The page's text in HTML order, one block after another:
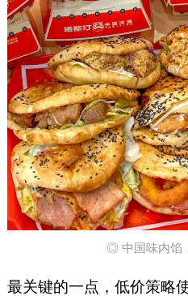
◎ 中国味内馅
最关键的一点，低价策略